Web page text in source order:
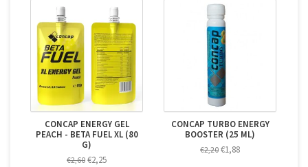
CONCAP ENERGY GEL
PEACH - BETA FUEL XL (80
G)
€2,60 €2,25
CONCAP TURBO ENERGY
BOOSTER (25 ML)
€2,20 €1,88